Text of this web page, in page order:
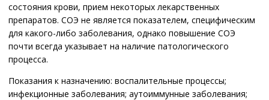
состояния крови, прием некоторых лекарственных
препаратов. СОЭ не является показателем, специфическим
для какого-либо заболевания, однако повышение СОЭ
почти всегда указывает на наличие патологического
процесса.
Показания к назначению: воспалительные процессы;
инфекционные заболевания; аутоиммунные заболевания;